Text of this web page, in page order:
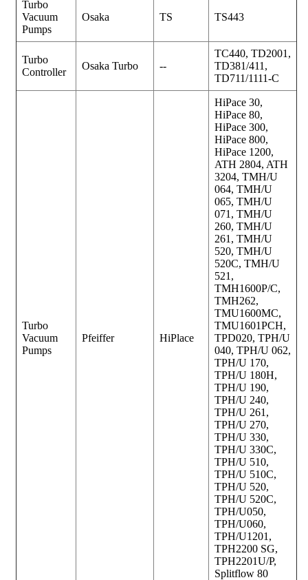
Turbo
Vacuum
Pumps
Osaka TS TS443
Turbo
Controller
Osaka Turbo --
TC440, TD2001,
TD381/411,
TD711/1111-C
Turbo
Vacuum
Pumps
Pfeiffer HiPlace
HiPace 30,
HiPace 80,
HiPace 300,
HiPace 800,
HiPace 1200,
ATH 2804, ATH
3204, TMH/U
064, TMH/U
065, TMH/U
071, TMH/U
260, TMH/U
261, TMH/U
520, TMH/U
520C, TMH/U
521,
TMH1600P/C,
TMH262,
TMU1600MC,
TMU1601PCH,
TPD020, TPH/U
040, TPH/U 062,
TPH/U 170,
TPH/U 180H,
TPH/U 190,
TPH/U 240,
TPH/U 261,
TPH/U 270,
TPH/U 330,
TPH/U 330C,
TPH/U 510,
TPH/U 510C,
TPH/U 520,
TPH/U 520C,
TPH/U050,
TPH/U060,
TPH/U1201,
TPH2200 SG,
TPH2201U/P,
Splitflow 80